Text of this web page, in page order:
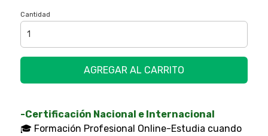
Cantidad
AGREGAR AL CARRITO
-Certificación Nacional e Internacional
🎓 Formación Profesional Online-Estudia cuando